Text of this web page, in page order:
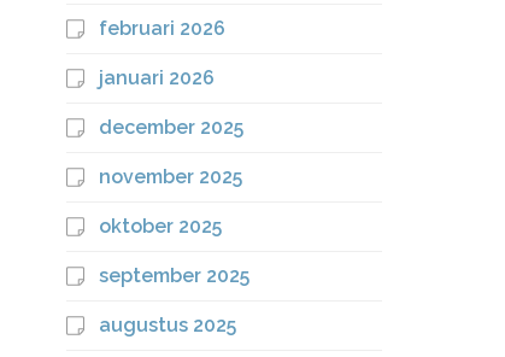
februari 2026
januari 2026
december 2025
november 2025
oktober 2025
september 2025
augustus 2025